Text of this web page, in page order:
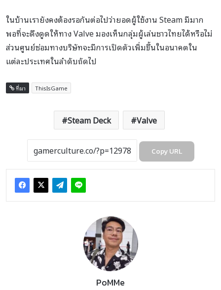
ในบ้านเรายังคงต้องรอกันต่อไปว่ายอดผู้ใช้งาน Steam มีมาก
พอที่จะดึงดูดให้ทาง Valve มองเห็นกลุ่มผู้เล่นชาวไทยได้หรือไม่
ส่วนศูนย์ซ่อมทางบริษัทจะมีการเปิดตัวเพิ่มขึ้นในอนาคตใน
แต่ละประเทศในลำดับถัดไป
ที่มา ThisIsGame
Steam Deck Valve
Copy URL
PoMMe